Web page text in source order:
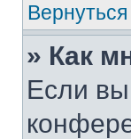
» Как
Если